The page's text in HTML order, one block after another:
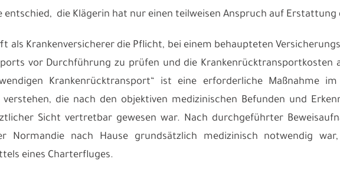
entschied, die Klägerin hat nur einen teilweisen Anspruch auf
als Krankenversicherer die Pflicht, bei einem behaupteten
vor Durchführung zu prüfen und die Krankenrücktransportkosten
Krankenrücktransport“ ist eine erforderliche Maßnahme
die nach den objektiven medizinischen Befunden und
Sicht vertretbar gewesen war. Nach durchgeführter
Normandie nach Hause grundsätzlich medizinisch notwendig
eines Charterfluges.